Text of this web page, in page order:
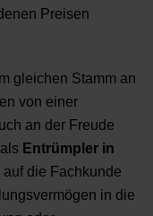
Preisen
gleichen Stamm an
von einer
an der Freude
Entrümpler in
die Fachkunde
in die